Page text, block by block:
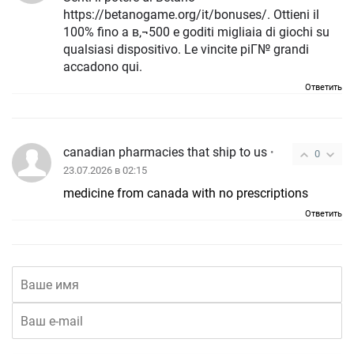
https://betanogame.org/it/bonuses/. Ottieni il
100% fino a в‚¬500 e goditi migliaia di giochi su
qualsiasi dispositivo. Le vincite piГ№ grandi
accadono qui.
Ответить
0
canadian pharmacies that ship to us •
23.07.2026 в 02:15
medicine from canada with no prescriptions
Ответить